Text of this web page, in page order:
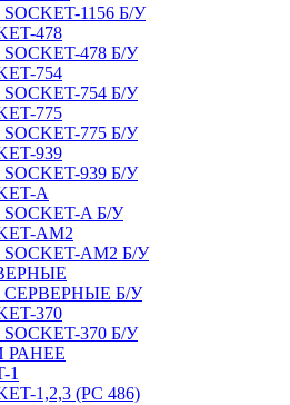
1156 Б/У
478
478 Б/У
754
754 Б/У
775
775 Б/У
939
939 Б/У
A
A Б/У
AM2
AM2 Б/У
Б/У
370
370 Б/У
РАНЕЕ
1
1,2,3 (PC 486)